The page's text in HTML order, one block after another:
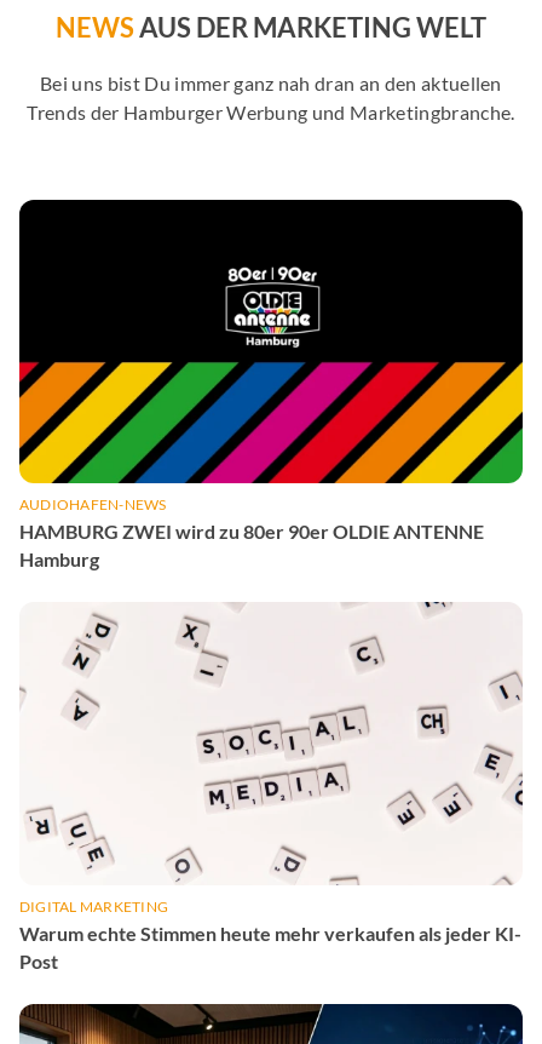
NEWSAUS DER MARKETING WELT
Bei uns bist Du immer ganz nah dran an den aktuellen
Trends der Hamburger Werbung und Marketingbranche.
AUDIOHAFEN-NEWS
HAMBURG ZWEI wird zu 80er 90er OLDIE ANTENNE
Hamburg
DIGITAL MARKETING
Warum echte Stimmen heute mehr verkaufen als jeder KI-
Post